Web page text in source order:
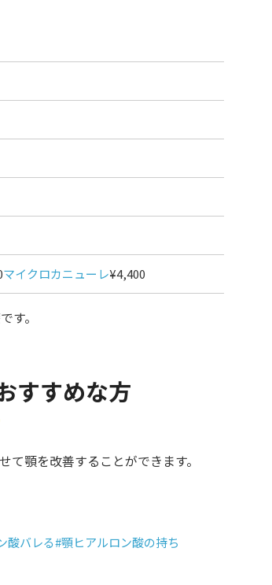
マイクロカニューレ¥4,400
す。
すすめな方
顎を改善することができます。
酸バレる#顎ヒアルロン酸の持ち